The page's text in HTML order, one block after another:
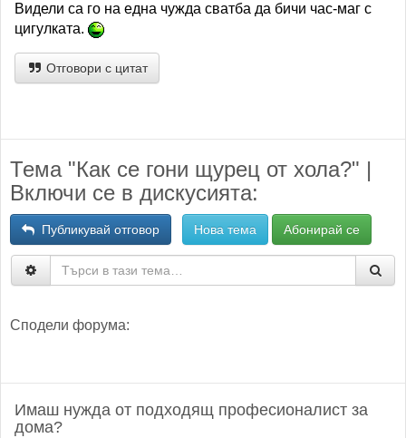
Видели са го на една чужда сватба да бичи час-маг с
цигулката.
Отговори с цитат
Тема "Как се гони щурец от хола?" |
Включи се в дискусията:
Публикувай отговор Нова тема Абонирай се
Сподели форума:
Имаш нужда от подходящ професионалист за
дома?